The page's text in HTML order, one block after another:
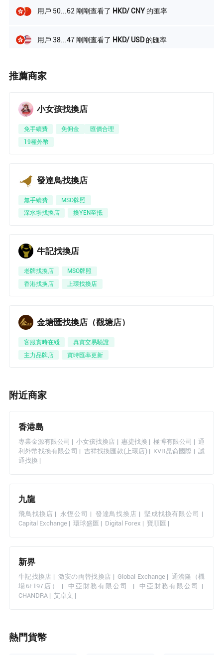
用戶 50...62 剛剛查看了 HKD/ CNY 的匯率
用戶 38...47 剛剛查看了 HKD/ USD 的匯率
用戶 13...17 剛剛查看了
用戶 52...49 剛剛查看了
用戶 35...25 剛剛查看了
推薦商家
小女孩找換店
免手續費 免佣金
匯價合理
19種外幣
發達鳥找換店
無手續費
MSO牌照
深水埗找換店
換YEN至抵
牛記找換店
老牌找換店
MSO牌照
香港找换店
上環找換店
金塘匯找換店（觀塘店）
客服實時在綫
真實交易驗證
主力品牌店
實時匯率更新
附近商家
香港島
專業金源有限公司 |小女孩找換店 | 惠捷找換 | 極博有限公司 | 通
利外幣找換有限公司 | 吉祥找換匯款(上環店)| KVB昆侖國際 |誠
通找換 |
九龍
飛鳥找換店 | 永恆公司 | 發達鳥找換店 | 堅成找換有限公司 |
Capital Exchange |環球盛匯 | Digital Forex |寶順匯 |
新界
牛記找換店 | 激安の両替找換店 | Global Exchange | 通濟隆（機
場6E197店）
|中亞財務有限公司 |中亞財務有限公司
|
CHANDRA |艾卓文 |
熱門貨幣